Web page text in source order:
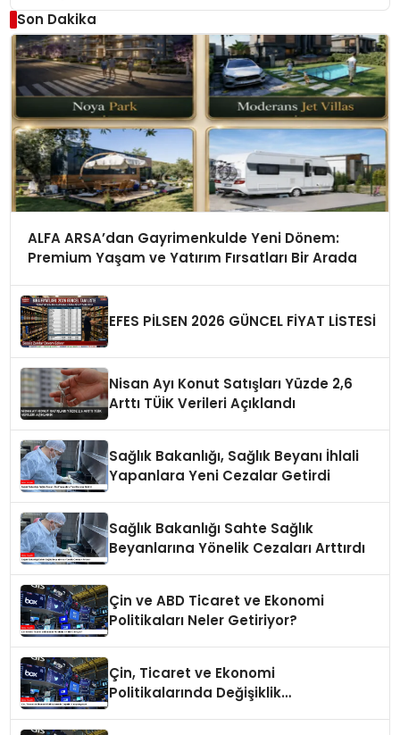
Son Dakika
ALFA ARSA’dan Gayrimenkulde Yeni Dönem:
Premium Yaşam ve Yatırım Fırsatları Bir Arada
EFES PİLSEN 2026 GÜNCEL FİYAT LİSTESİ
Nisan Ayı Konut Satışları Yüzde 2,6
Arttı TÜİK Verileri Açıklandı
Sağlık Bakanlığı, Sağlık Beyanı İhlali
Yapanlara Yeni Cezalar Getirdi
Sağlık Bakanlığı Sahte Sağlık
Beyanlarına Yönelik Cezaları Arttırdı
Çin ve ABD Ticaret ve Ekonomi
Politikaları Neler Getiriyor?
Çin, Ticaret ve Ekonomi
Politikalarında Değişiklik